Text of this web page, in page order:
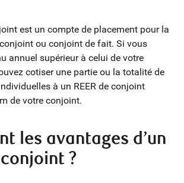
est un compte de placement pour la
ou conjoint de fait. Si vous
annuel supérieur à celui de votre
cotiser une partie ou la totalité de
à un REER de conjoint
de votre conjoint.
les avantages d’un
conjoint ?